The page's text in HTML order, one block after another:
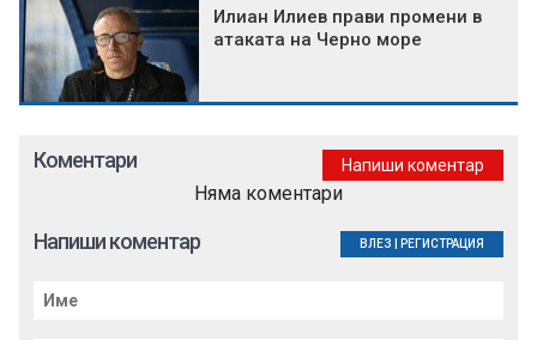
Илиан Илиев прави промени в
атаката на Черно море
Коментари Напиши коментар
Няма коментари
Напиши коментар ВЛЕЗ РЕГИСТРАЦИЯ